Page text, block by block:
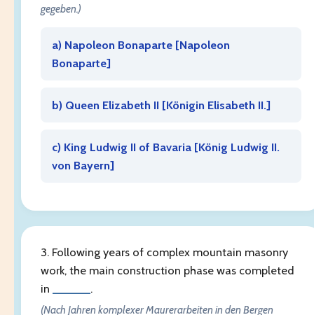
gegeben.)
a) Napoleon Bonaparte [Napoleon
Bonaparte]
b) Queen Elizabeth II [Königin Elisabeth II.]
c) King Ludwig II of Bavaria [König Ludwig II.
von Bayern]
3. Following years of complex mountain masonry
work, the main construction phase was completed
in
.
(Nach Jahren komplexer Maurerarbeiten in den Bergen